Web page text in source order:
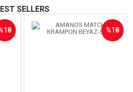
SELLERS
%18